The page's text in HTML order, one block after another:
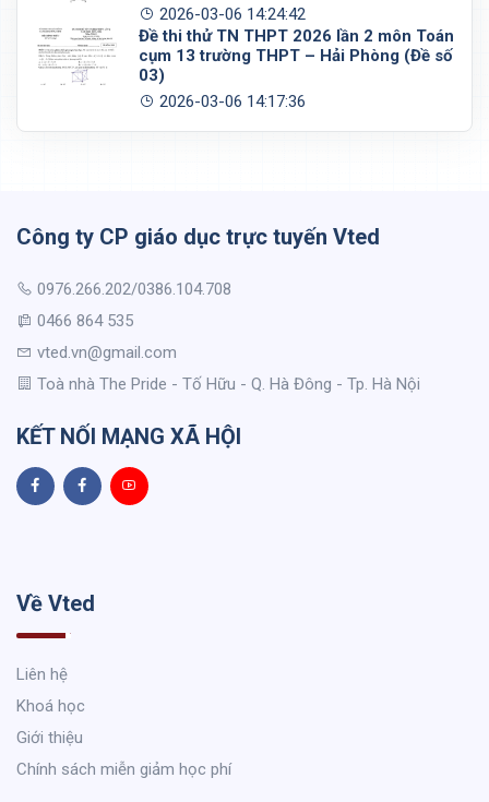
2026-03-06 14:24:42
Đề thi thử TN THPT 2026 lần 2 môn Toán
cụm 13 trường THPT – Hải Phòng (Đề số
03)
2026-03-06 14:17:36
Công ty CP giáo dục trực tuyến Vted
0976.266.202/0386.104.708
0466 864 535
vted.vn@gmail.com
Toà nhà The Pride - Tố Hữu - Q. Hà Đông - Tp. Hà Nội
KẾT NỐI MẠNG XÃ HỘI
Về Vted
Liên hệ
Khoá học
Giới thiệu
Chính sách miễn giảm học phí